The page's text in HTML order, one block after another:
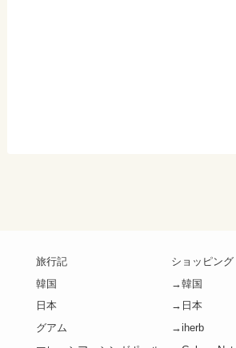
旅行記
韓国
日本
グアム
ショッピング
→韓国
→日本
→iherb